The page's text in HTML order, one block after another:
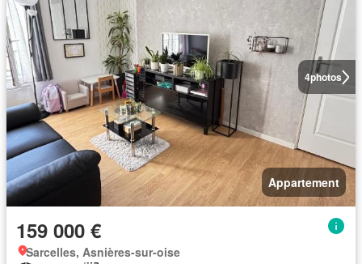
4photos
Appartement
159 000 €
Sarcelles, Asnières-sur-oise